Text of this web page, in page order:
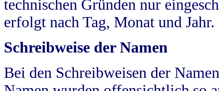
technischen Gründen nur
erfolgt nach Tag, Monat und Jahr.
Schreibweise der Namen
Bei den Schreibweisen der